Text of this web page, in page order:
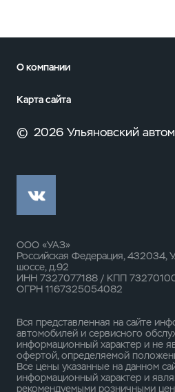
О компании
Карта сайта
© 2026 Ульяновский
ООО «УАЗ»
Российская Федерация, 432034,
шоссе, д.92
ИНН 7327077188 / КПП
ОГРН 1167325054082
Вся представленная на сайте
автомобилей и сервисного
информационный характер и не
офертой, определяемой
Все цены указанные на данном
информационный характер и
рекомендуемыми розничными